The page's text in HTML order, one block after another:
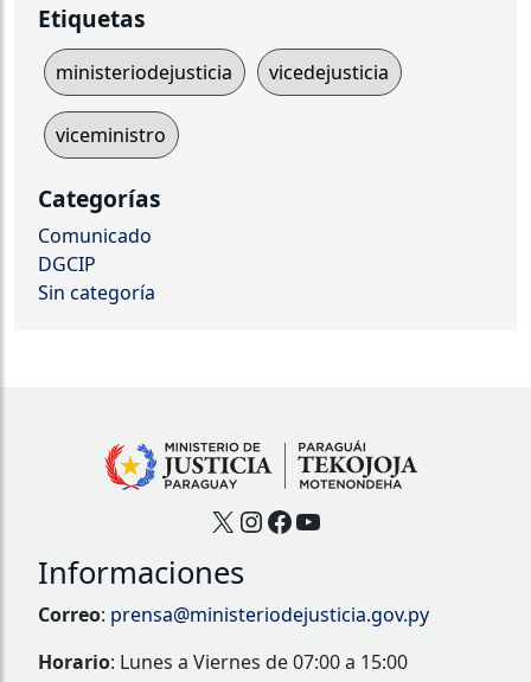
Etiquetas
ministeriodejusticia vicedejusticia
viceministro
Categorías
Comunicado
DGCIP
Sin categoría
X Instagram
Facebook
YouTube
Informaciones
Correo: prensa@ministeriodejusticia.gov.py
Horario: Lunes a Viernes de 07:00 a 15:00